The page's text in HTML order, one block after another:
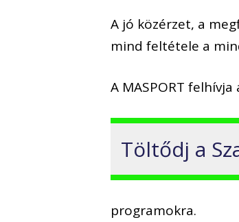
A jó közérzet, a
mind feltétele a
A MASPORT
Töltődj a
programokra.